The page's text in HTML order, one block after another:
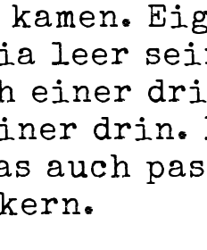
kamen.
leer
einer
drin.
auch